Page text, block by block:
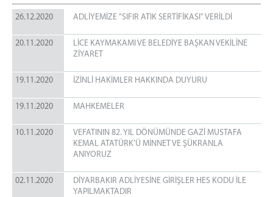
Diyarbakır 4 Nolu T Tipi Kapalı Ceza İnfaz Kurumu
Diyarbakır Kadın Kapalı Ceza İnfaz Kurumu
Diyarbakır Çocuk ve Gençlik Kapalı Ceza İnfaz
Diyarbakır 1 Nolu Yüksek Güvenlikli Kapalı Ceza
Diyarbakır 2 Nolu Yüksek Güvenlikli Kapalı Ceza
TELEFON REHBERİ
CUMHURİYET BAŞSAVCIMIZ
CUMHURİYET BAŞSAVCILIK BİRİMLERİ
26.12.2020 ADLİYEMİZE "SIFIR ATIK SERTİFİKASI" VERİLDİ
20.11.2020
LİCE KAYMAKAMI VE BELEDİYE BAŞKAN VEKİLİNE
ZİYARET
19.11.2020 İZİNLİ HAKİMLER HAKKINDA DUYURU
19.11.2020 MAHKEMELER
10.11.2020
VEFATININ 82. YIL DÖNÜMÜNDE GAZİ MUSTAFA
KEMAL ATATÜRK’Ü MİNNET VE ŞÜKRANLA
ANIYORUZ
02.11.2020
DİYARBAKIR ADLİYESİNE GİRİŞLER HES KODU İLE
YAPILMAKTADIR